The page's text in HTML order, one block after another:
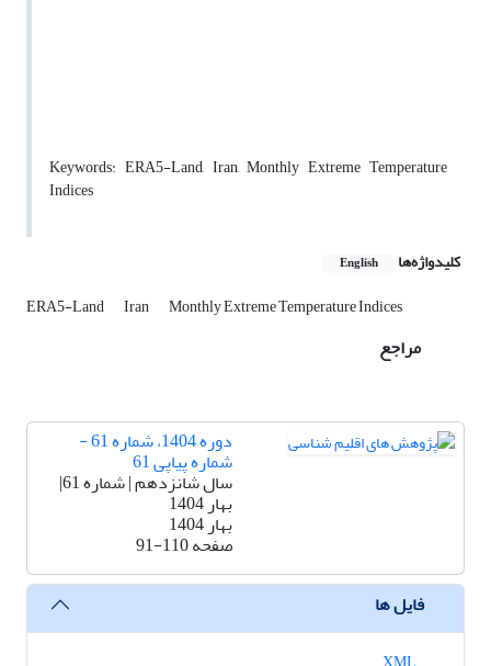
Keywords: ERA5-Land, Iran, Monthly Extreme Temperature
Indices
کلیدواژه‌ها English
ERA5-Land Iran Monthly Extreme Temperature Indices
مراجع
دوره 1404، شماره 61 -
شماره پیاپی 61
سال شانزدهم | شماره 61|
بهار 1404
بهار 1404
صفحه91-110
فایل ها